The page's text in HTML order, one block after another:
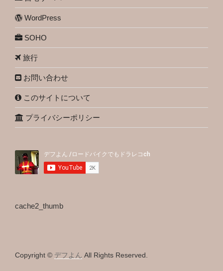
WordPress
SOHO
旅行
お問い合わせ
このサイトについて
プライバシーポリシー
cache2_thumb
Copyright © デフよん All Rights Reserved.